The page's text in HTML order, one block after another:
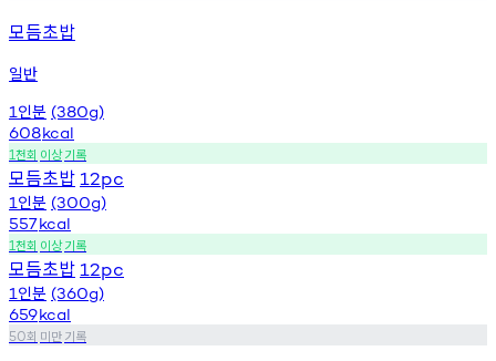
모듬초밥
일반
1 인분 (380g)
608kcal
1천회 이상기록
모듬초밥 12pc
1 인분 (300g)
557kcal
1천회 이상기록
모듬초밥 12pc
1 인분 (360g)
659kcal
50회 미만기록